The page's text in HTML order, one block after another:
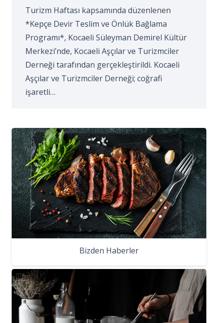
Turizm Haftası kapsamında düzenlenen
*Kepçe Devir Teslim ve Önlük Bağlama
Programı*, Kocaeli Süleyman Demirel Kültür
Merkezi’nde, Kocaeli Aşçılar ve Turizmciler
Derneği tarafından gerçekleştirildi. Kocaeli
Aşçılar ve Turizmciler Derneği; coğrafi
işaretli…
Bizden Haberler